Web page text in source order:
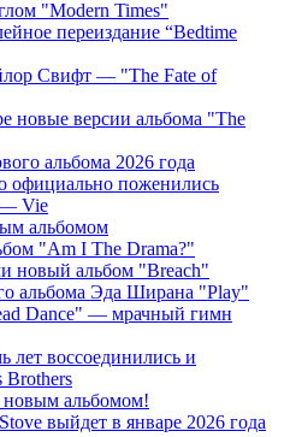
"Modern Times"
переиздание “Bedtime
Свифт — "The Fate of
новые версии альбома "The
альбома 2026 года
официально поженились
— Vie
альбомом
"Am I The Drama?"
новый альбом "Breach"
альбома Эда Ширана "Play"
Dance" — мрачный гимн
лет воссоединились и
Brothers
новым альбомом!
выйдет в январе 2026 года